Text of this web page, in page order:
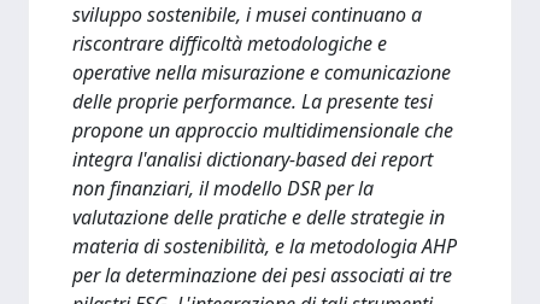
sviluppo sostenibile, i musei continuano a
riscontrare difficoltà metodologiche e
operative nella misurazione e comunicazione
delle proprie performance. La presente tesi
propone un approccio multidimensionale che
integra l'analisi dictionary-based dei report
non finanziari, il modello DSR per la
valutazione delle pratiche e delle strategie in
materia di sostenibilità, e la metodologia AHP
per la determinazione dei pesi associati ai tre